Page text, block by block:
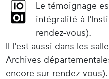
Le témoignage
intégralité à
rendez-vous).
Il l'est aussi dans les
Archives
encore sur rendez-vous).